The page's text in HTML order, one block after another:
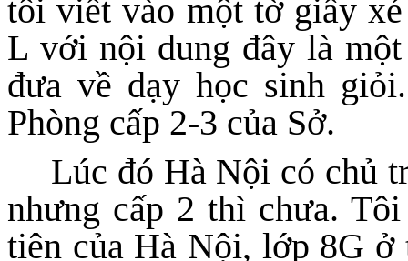
tôi viết vào một tờ giấy
L với nội dung đây là
đưa về dạy học sinh
Phòng cấp 2-3 của Sở.
Lúc đó Hà Nội có chủ
nhưng cấp 2 thì chưa.
tiên của Hà Nội, lớp 8G